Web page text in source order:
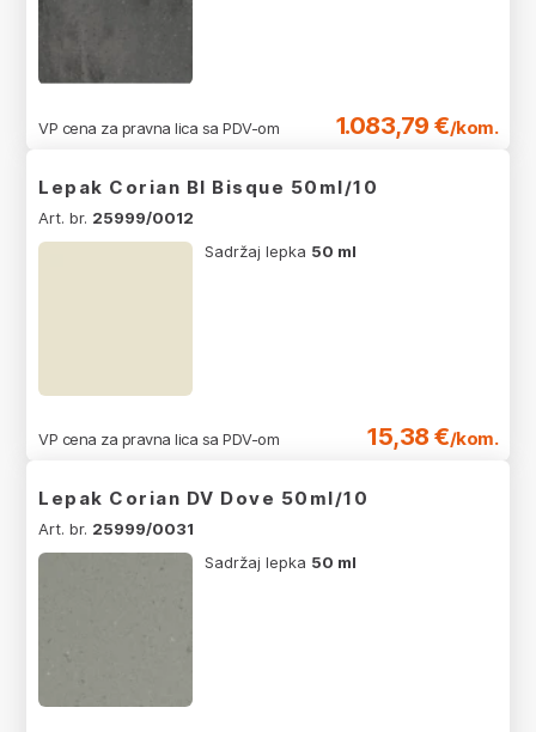
VP cena za pravna lica sa PDV-om 1.083,79 €/kom.
Lepak Corian BI Bisque 50ml/10
Art. br. 25999/0012
Sadržaj lepka 50 ml
VP cena za pravna lica sa PDV-om 15,38 €/kom.
Lepak Corian DV Dove 50ml/10
Art. br. 25999/0031
Sadržaj lepka 50 ml